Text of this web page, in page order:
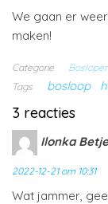
We gaan er
maken!
Categorie
Tags
bosloop
3 reacties
Ilonka
2022-12-21 om 10:31
Wat jammer,